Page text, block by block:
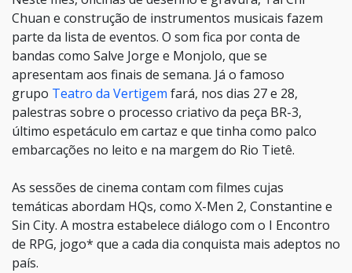
Chuan e construção de instrumentos musicais fazem
parte da lista de eventos. O som fica por conta de
bandas como Salve Jorge e Monjolo, que se
apresentam aos finais de semana. Já o famoso
grupo Teatro da Vertigem fará, nos dias 27 e 28,
palestras sobre o processo criativo da peça BR-3,
último espetáculo em cartaz e que tinha como palco
embarcações no leito e na margem do Rio Tietê.
As sessões de cinema contam com filmes cujas
temáticas abordam HQs, como X-Men 2, Constantine e
Sin City. A mostra estabelece diálogo com o I Encontro
de RPG, jogo* que a cada dia conquista mais adeptos no
país.